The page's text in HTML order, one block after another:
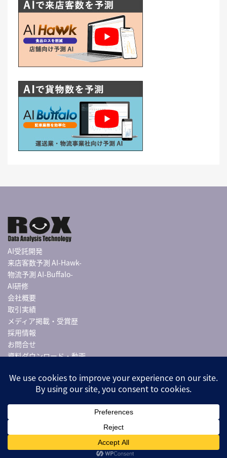
お問合せ
資料
AI受託開発
来店客数予測 AI-Hawk-
物流予測 AI-Buffalo-
AI研修
会社概要
取引実績
メディア掲載・受賞歴
採用情報
お問合せ
資料ダウンロード・動画
お知らせ
代表中川のTwitter
© 2019-2022 ROX inc.